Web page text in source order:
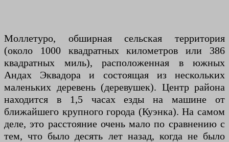
Моллетуро, обширная сельская территория
(около 1000 квадратных километров или 386
квадратных миль), расположенная в южных
Андах Эквадора и состоящая из нескольких
маленьких деревень (деревушек). Центр района
находится в 1,5 часах езды на машине от
ближайшего крупного города (Куэнка). На самом
деле, это расстояние очень мало по сравнению с
тем, что было десять лет назад, когда не было